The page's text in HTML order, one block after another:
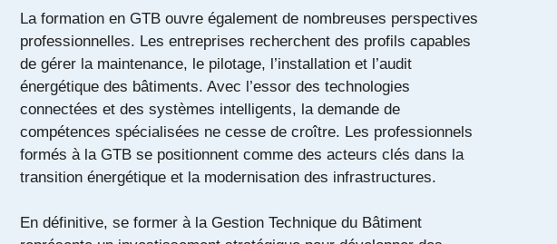
La formation en GTB ouvre également de nombreuses perspectives
professionnelles. Les entreprises recherchent des profils capables
de gérer la maintenance, le pilotage, l’installation et l’audit
énergétique des bâtiments. Avec l’essor des technologies
connectées et des systèmes intelligents, la demande de
compétences spécialisées ne cesse de croître. Les professionnels
formés à la GTB se positionnent comme des acteurs clés dans la
transition énergétique et la modernisation des infrastructures.
En définitive, se former à la Gestion Technique du Bâtiment